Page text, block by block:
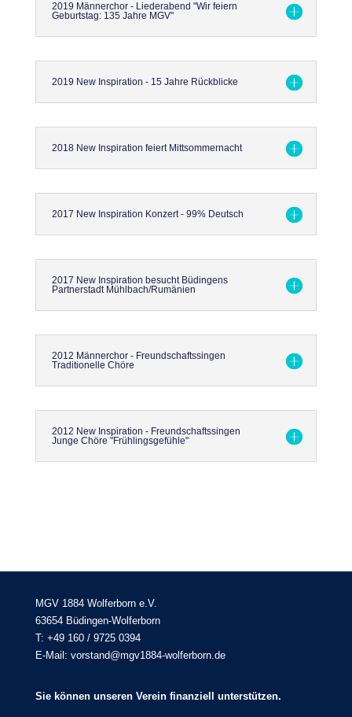
2019 Männerchor - Liederabend "Wir feiern
Geburtstag: 135 Jahre MGV"
2019 New Inspiration - 15 Jahre Rückblicke
2018 New Inspiration feiert Mittsommernacht
2017 New Inspiration Konzert - 99% Deutsch
2017 New Inspiration besucht Büdingens
Partnerstadt Mühlbach/Rumänien
2012 Männerchor - Freundschaftssingen
Traditionelle Chöre
2012 New Inspiration - Freundschaftssingen
Junge Chöre "Frühlingsgefühle"
MGV 1884 Wolferborn e.V.
63654 Büdingen-Wolferborn
T: +49 160 / 9725 0394
E-Mail: vorstand@mgv1884-wolferborn.de
Sie können unseren Verein finanziell unterstützen.